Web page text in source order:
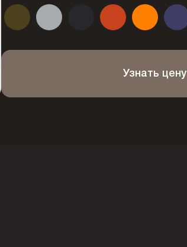
Узнать цену